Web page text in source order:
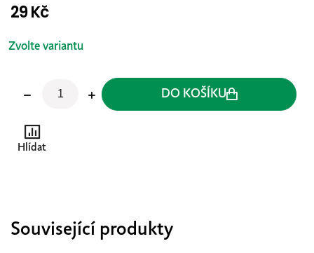
29 Kč
Měrná
Zvolte variantu
DO KOŠÍKU
Hlídat
Související produkty